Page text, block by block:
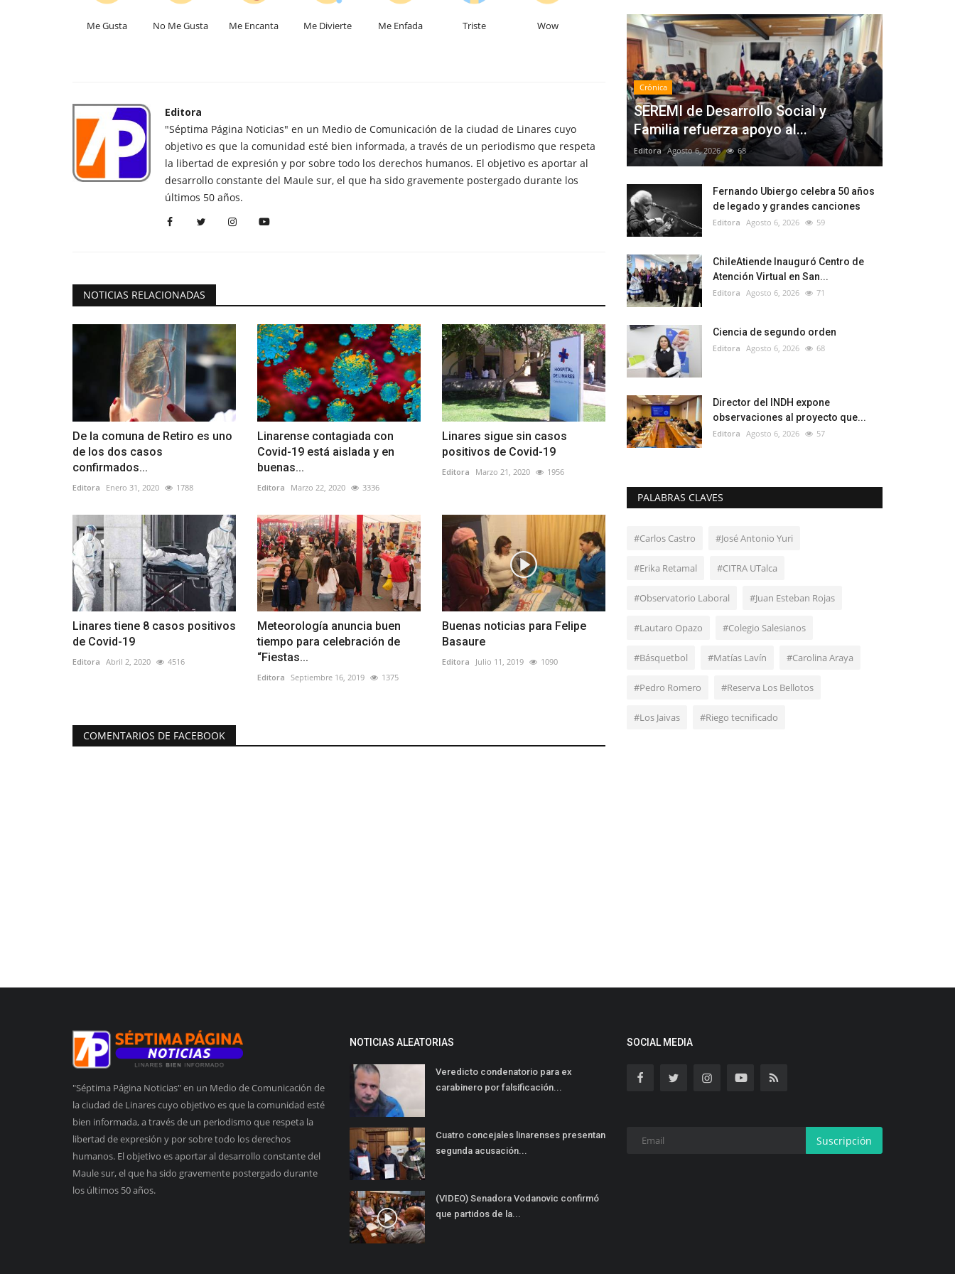
Me Gusta No Me Gusta Me Encanta Me Divierte Me Enfada Triste Wow
Editora
"Séptima Página Noticias" en un Medio de Comunicación de la ciudad de Linares cuyo
objetivo es que la comunidad esté bien informada, a través de un periodismo que respeta
la libertad de expresión y por sobre todo los derechos humanos. El objetivo es aportar al
desarrollo constante del Maule sur, el que ha sido gravemente postergado durante los
últimos 50 años.
NOTICIAS RELACIONADAS
De la comuna de Retiro es uno
de los dos casos
confirmados...
Editora Enero 31, 2020 1788
Linarense contagiada con
Covid-19 está aislada y en
buenas...
Editora Marzo 22, 2020 3336
Linares sigue sin casos
positivos de Covid-19
Editora Marzo 21, 2020 1956
Linares tiene 8 casos positivos
de Covid-19
Editora Abril 2, 2020 4516
Meteorología anuncia buen
tiempo para celebración de
“Fiestas...
Editora Septiembre 16, 2019 1375
Buenas noticias para Felipe
Basaure
Editora Julio 11, 2019 1090
COMENTARIOS DE FACEBOOK
Crónica
SEREMI de Desarrollo Social y
Familia refuerza apoyo al...
Editora Agosto 6, 2026 68
Fernando Ubiergo celebra 50 años
de legado y grandes canciones
Editora Agosto 6, 2026 59
ChileAtiende Inauguró Centro de
Atención Virtual en San...
Editora Agosto 6, 2026 71
Ciencia de segundo orden
Editora Agosto 6, 2026 68
Director del INDH expone
observaciones al proyecto que...
Editora Agosto 6, 2026 57
PALABRAS CLAVES
#Carlos Castro #José Antonio Yuri
#Erika Retamal #CITRA UTalca
#Observatorio Laboral #Juan Esteban Rojas
#Lautaro Opazo #Colegio Salesianos
#Básquetbol #Matías Lavín #Carolina Araya
#Pedro Romero #Reserva Los Bellotos
#Los Jaivas #Riego tecnificado
"Séptima Página Noticias" en un Medio de Comunicación de
la ciudad de Linares cuyo objetivo es que la comunidad esté
bien informada, a través de un periodismo que respeta la
libertad de expresión y por sobre todo los derechos
humanos. El objetivo es aportar al desarrollo constante del
Maule sur, el que ha sido gravemente postergado durante
los últimos 50 años.
NOTICIAS ALEATORIAS
Veredicto condenatorio para ex
carabinero por falsificación...
Cuatro concejales linarenses presentan
segunda acusación...
(VIDEO) Senadora Vodanovic confirmó
que partidos de la...
SOCIAL MEDIA
Suscripción